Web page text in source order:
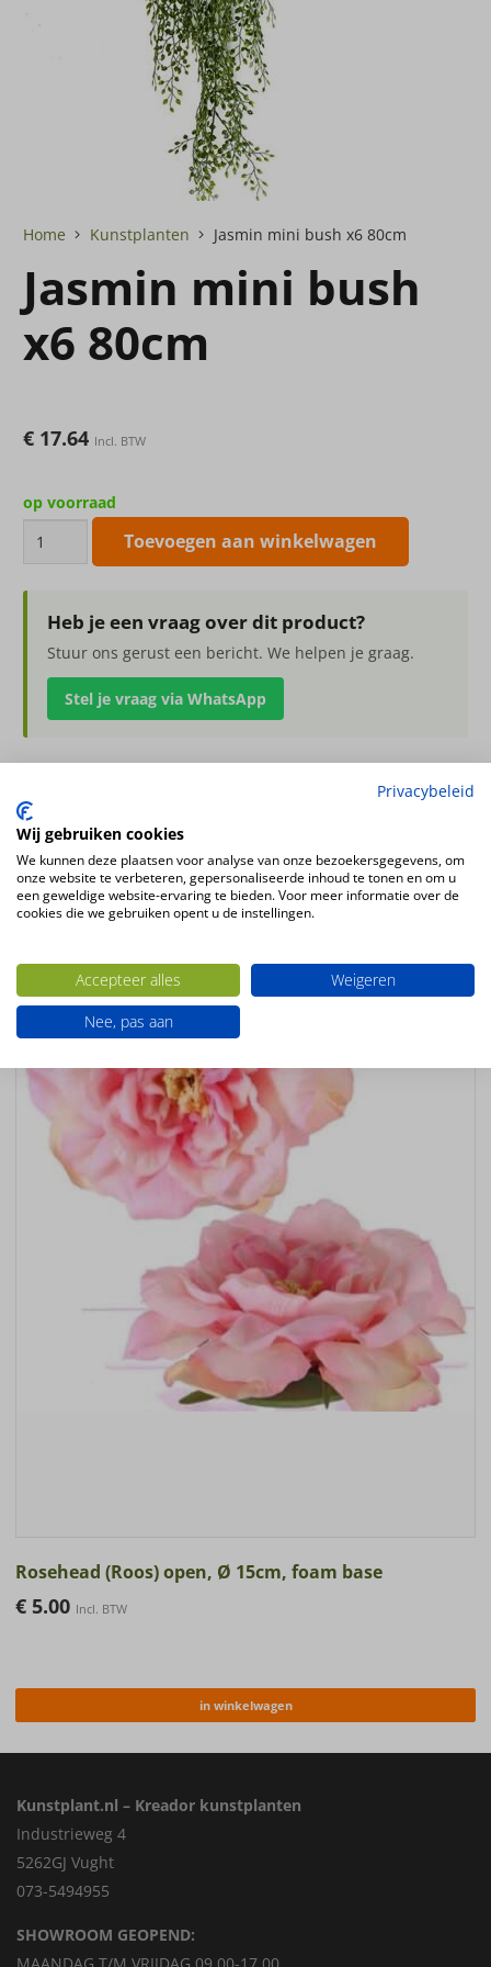
Home Kunstplanten Jasmin mini bush x6 80cm
Jasmin mini bush
x6 80cm
€ 17.64 Incl. BTW
op voorraad
bush
80cm
aantal
Toevoegen aan winkelwagen
Heb je een vraag over dit product?
Stuur ons gerust een bericht. We helpen je graag.
Stel je vraag via WhatsApp
Jasmin mini bush x6 80cm
Ook interessant
Rosehead (Roos) open, Ø 15cm, foam base
€ 5.00 Incl. BTW
in winkelwagen
Kunstplant.nl – Kreador kunstplanten
Industrieweg 4
5262GJ Vught
073-5494955
SHOWROOM GEOPEND:
Privacybeleid
Wij gebruiken cookies
We kunnen deze plaatsen voor analyse van onze bezoekersgegevens, om
onze website te verbeteren, gepersonaliseerde inhoud te tonen en om u
een geweldige website-ervaring te bieden. Voor meer informatie over de
cookies die we gebruiken opent u de instellingen.
Accepteer alles
Weigeren
Nee, pas aan